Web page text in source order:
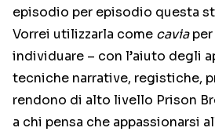
episodio per episodio questa
Vorrei utilizzarla come caviaper
individuare – con l’aiuto degli
tecniche narrative, registiche,
rendono di alto livello Prison
a chi pensa che appassionarsi